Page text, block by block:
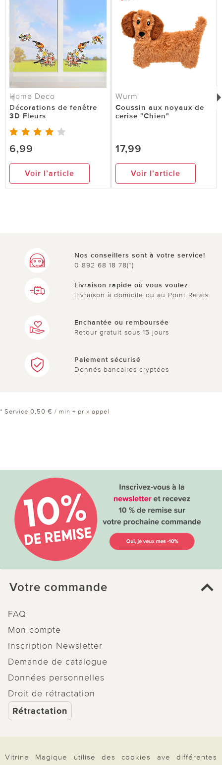
Home Deco
Décorations de fenêtre
3D Fleurs
6,99
Voir l’article
Wurm
Coussin aux noyaux de
cerise "Chien"
17,99
Voir l’article
Nos conseillers sont à votre service!
0 892 68 18 78(*)
Livraison rapide où vous voulez
Livraison à domicile ou au Point Relais
Enchantée ou remboursée
Retour gratuit sous 15 jours
Paiement sécurisé
Donnés bancaires cryptées
* Service 0,50 € / min + prix appel
Votre commande
FAQ
Mon compte
Inscription Newsletter
Demande de catalogue
Données personnelles
Droit de rétractation
Rétractation
Vitrine Magique utilise des cookies ave différentes